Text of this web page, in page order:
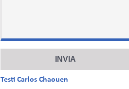
Testi Carlos Chaouen